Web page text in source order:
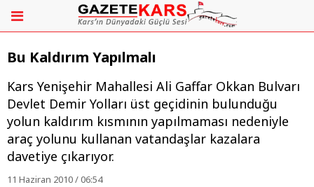
Bu Kaldırım Yapılmalı
Kars Yenişehir Mahallesi Ali Gaffar Okkan Bulvarı
Devlet Demir Yolları üst geçidinin bulunduğu
yolun kaldırım kısmının yapılmaması nedeniyle
araç yolunu kullanan vatandaşlar kazalara
davetiye çıkarıyor.
11 Haziran 2010 / 06:54